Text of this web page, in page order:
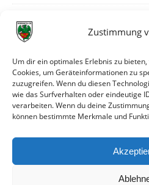
Zustimmung
Um dir ein optimales Erlebnis zu
Cookies, um Geräteinformationen zu
zuzugreifen. Wenn du diesen
wie das Surfverhalten oder eindeutige
verarbeiten. Wenn du deine
können bestimmte Merkmale und
31. Juli 2026
30. Juli 2026
Deine Spielminute: 89+1
28. Juli 2026
Neuer Rückensponsor
Neue Podcast-Folge: So tickt
27. Juli 2026